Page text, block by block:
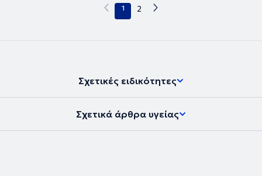
1 2
Σχετικές ειδικότητες
Σχετικά άρθρα υγείας